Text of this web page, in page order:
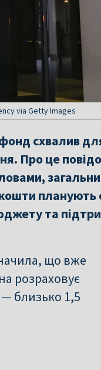
via Getty Images
схвалив
Про це
планують
та
що вже
розраховує
близько 1,5